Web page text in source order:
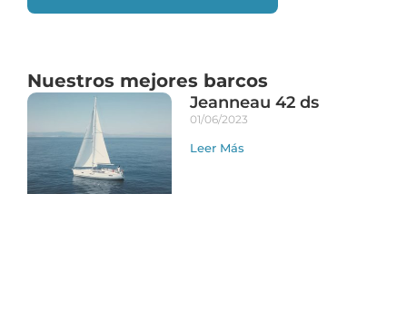
Nuestros mejores barcos
Jeanneau 42 ds
01/06/2023
Leer Más